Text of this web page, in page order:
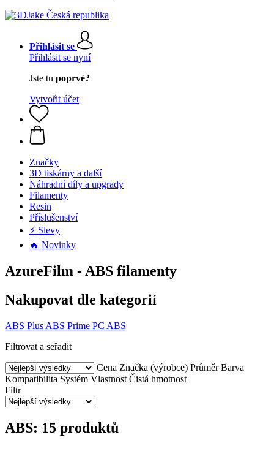
Přihlásit se
Přihlásit se nyní
Jste tu poprvé?
Vytvořit účet
Značky
3D tiskárny a další
Náhradní díly a upgrady
Filamenty
Resin
Příslušenství
⚡ Slevy
🔥 Novinky
AzureFilm - ABS filamenty
Nakupovat dle kategorií
ABS Plus ABS Prime PC ABS
Filtrovat a seřadit
Cena Značka (výrobce) Průměr Barva
Kompatibilita Systém Vlastnost Čistá hmotnost
Filtr
ABS: 15 produktů